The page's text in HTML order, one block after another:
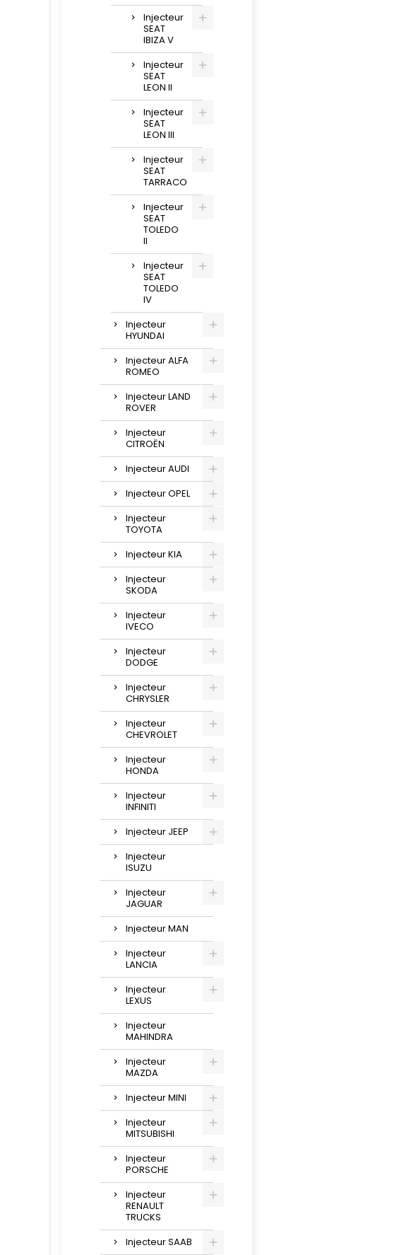
Injecteur
SEAT
IBIZA V
Injecteur
SEAT
LEON II
Injecteur
SEAT
LEON III
Injecteur
SEAT
TARRACO
Injecteur
SEAT
TOLEDO
II
Injecteur
SEAT
TOLEDO
IV
Injecteur
HYUNDAI
Injecteur ALFA
ROMEO
Injecteur LAND
ROVER
Injecteur
CITROËN
Injecteur AUDI
Injecteur OPEL
Injecteur
TOYOTA
Injecteur KIA
Injecteur
SKODA
Injecteur
IVECO
Injecteur
DODGE
Injecteur
CHRYSLER
Injecteur
CHEVROLET
Injecteur
HONDA
Injecteur
INFINITI
Injecteur JEEP
Injecteur
ISUZU
Injecteur
JAGUAR
Injecteur MAN
Injecteur
LANCIA
Injecteur
LEXUS
Injecteur
MAHINDRA
Injecteur
MAZDA
Injecteur MINI
Injecteur
MITSUBISHI
Injecteur
PORSCHE
Injecteur
RENAULT
TRUCKS
Injecteur SAAB